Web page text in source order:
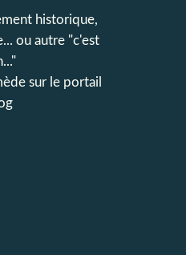
historique,
ou autre "c'est
sur le portail